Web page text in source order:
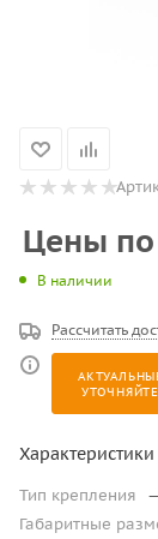
Цены по
В наличии
Рассчитать
Характеристики
Тип крепления —
Габаритные